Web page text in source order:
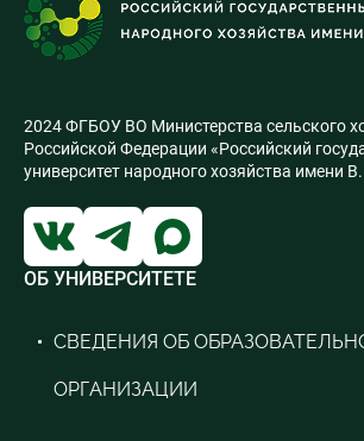
2024 ФГБОУ ВО Министерства сельского
Российской Федерации «Российский
университет народного хозяйства имени
ОБ УНИВЕРСИТЕТЕ
СВЕДЕНИЯ ОБ
ОРГАНИЗАЦИИ